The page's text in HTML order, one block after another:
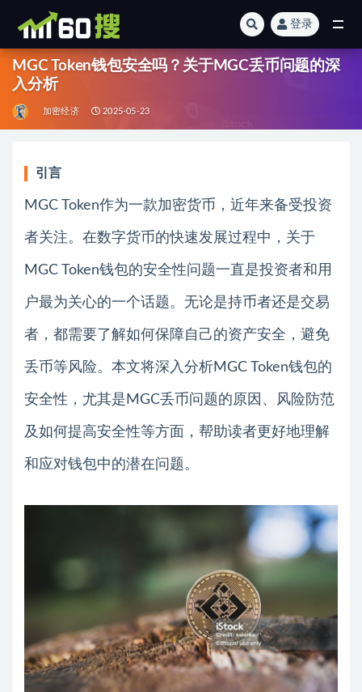
登录
MGC Token钱包安全吗？关于MGC丢币问题的深
入分析
加密经济 2025-05-23
引言
MGC Token作为一款加密货币，近年来备受投资
者关注。在数字货币的快速发展过程中，关于
MGC Token钱包的安全性问题一直是投资者和用
户最为关心的一个话题。无论是持币者还是交易
者，都需要了解如何保障自己的资产安全，避免
丢币等风险。本文将深入分析MGC Token钱包的
安全性，尤其是MGC丢币问题的原因、风险防范
及如何提高安全性等方面，帮助读者更好地理解
和应对钱包中的潜在问题。